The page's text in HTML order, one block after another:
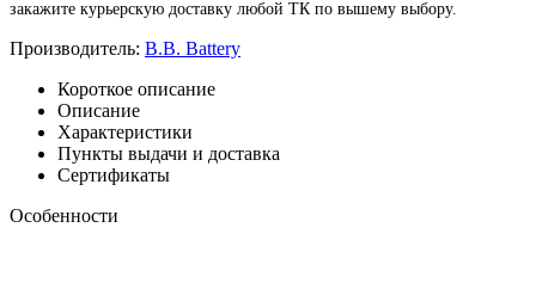
закажите курьерскую доставку любой ТК по вышему выбору.
Производитель: B.B. Battery
Короткое описание
Описание
Характеристики
Пункты выдачи и доставка
Сертификаты
Особенности